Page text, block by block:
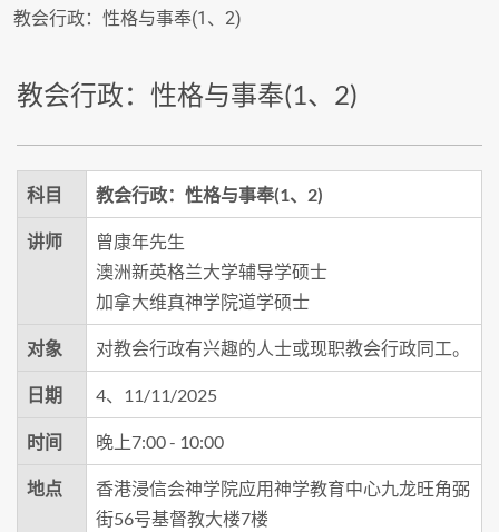
教会行政：性格与事奉(1、2)
教会行政：性格与事奉(1、2)
科目 教会行政：性格与事奉(1、2)
讲师
曾康年先生
澳洲新英格兰大学辅导学硕士
加拿大维真神学院道学硕士
对象 对教会行政有兴趣的人士或现职教会行政同工。
日期 4、11/11/2025
时间 晚上7:00 - 10:00
地点
香港浸信会神学院应用神学教育中心九龙旺角弼
街56号基督教大楼7楼